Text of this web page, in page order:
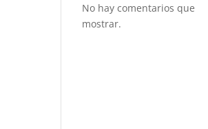
No hay comentarios que
mostrar.